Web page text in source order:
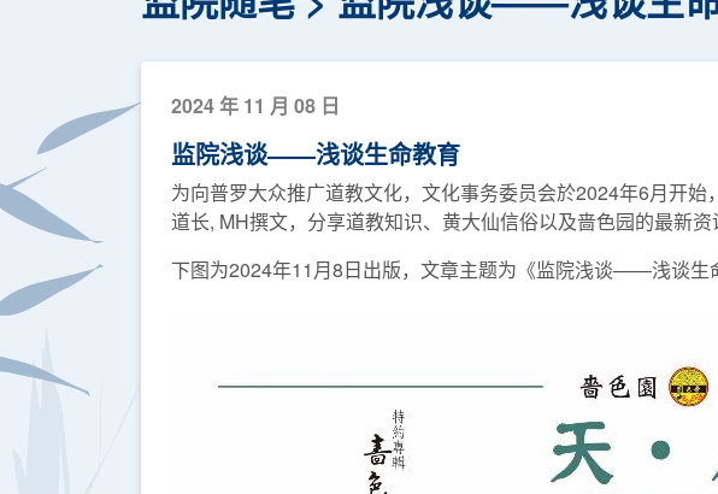
2024 年 11 月 08 日
监院浅谈——浅谈生命教育
为向普罗大众推广道教文化，文化事务委员会於2024年6月开
道长, MH撰文，分享道教知识、黄大仙信俗以及啬色园的最新资
下图为2024年11月8日出版，文章主题为《监院浅谈——浅谈生